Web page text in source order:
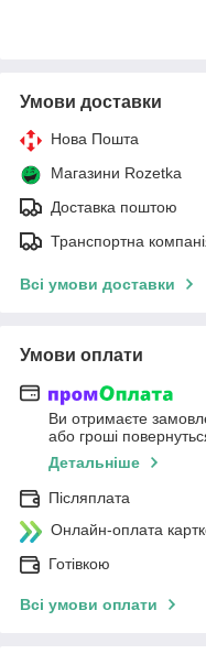
Умови доставки
Нова Пошта
Магазини Rozetka
Доставка поштою
Транспортна
Всі умови доставки
Умови оплати
Ви отримаєте
або гроші
Детальніше
Післяплата
Онлайн-оплата
Готівкою
Всі умови оплати